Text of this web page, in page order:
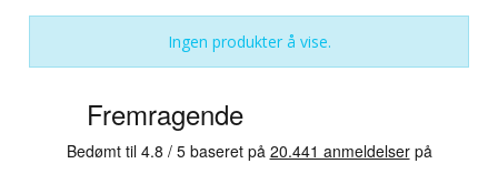
Ingen produkter å vise.